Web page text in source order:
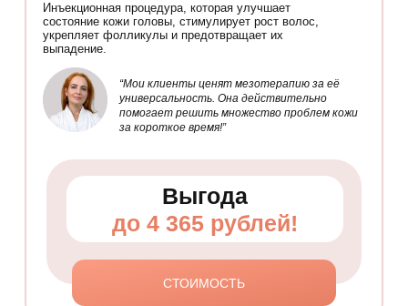
Инъекционная процедура, которая улучшает
состояние кожи головы, стимулирует рост волос,
укрепляет фолликулы и предотвращает их
выпадение.
“Мои клиенты ценят мезотерапию за её
универсальность. Она действительно
помогает решить множество проблем кожи
за короткое время!”
СТОИМОСТЬ
Выгода
до 4 365 рублей!